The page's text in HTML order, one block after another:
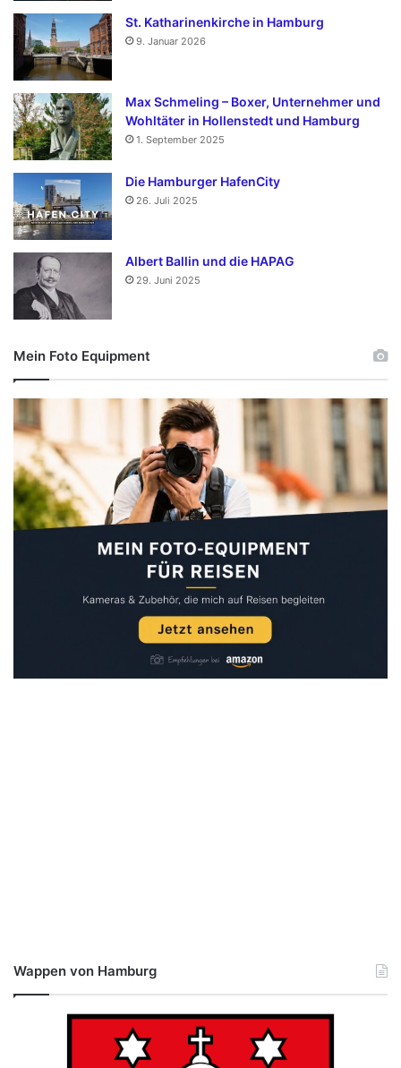
St. Katharinenkirche in Hamburg
9. Januar 2026
Max Schmeling – Boxer, Unternehmer und
Wohltäter in Hollenstedt und Hamburg
1. September 2025
Die Hamburger HafenCity
26. Juli 2025
Albert Ballin und die HAPAG
29. Juni 2025
Mein Foto Equipment
Wappen von Hamburg